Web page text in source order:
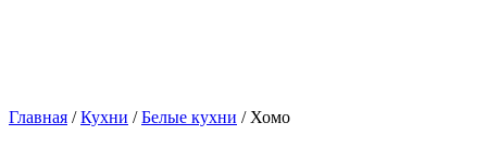
Главная /Кухни /Белые кухни / Хомо